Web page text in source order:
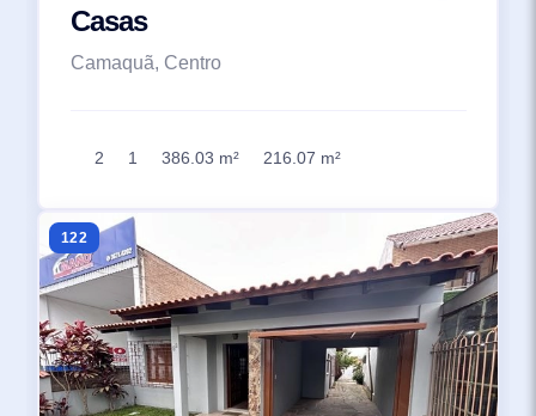
Casas
Camaquã, Centro
2 1 386.03 m² 216.07 m²
122